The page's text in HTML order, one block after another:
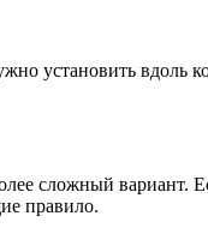
установить вдоль
сложный вариант.
правило.